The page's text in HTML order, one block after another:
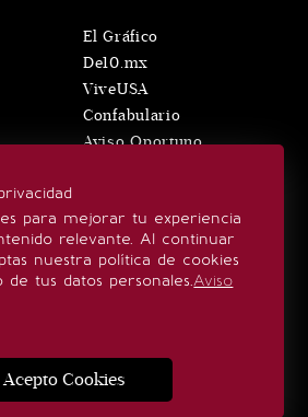
para mejorar tu experiencia
relevante. Al continuar
nuestra política de cookies
tus datos personales.Aviso
Acepto Cookies
El Gráfico
De10.mx
ViveUSA
Confabulario
Aviso Oportuno
SÍGUENOS
Quiénes somos